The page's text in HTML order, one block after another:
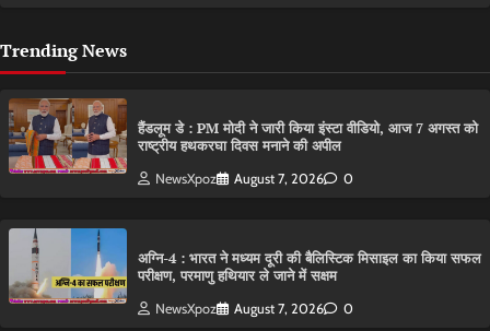
Trending News
हैंडलूम डे : PM मोदी ने जारी किया इंस्टा वीडियो, आज 7 अगस्त को
राष्ट्रीय हथकरघा दिवस मनाने की अपील
NewsXpoz August 7, 2026 0
अग्नि-4 : भारत ने मध्यम दूरी की बैलिस्टिक मिसाइल का किया सफल
परीक्षण, परमाणु हथियार ले जाने में सक्षम
NewsXpoz August 7, 2026 0